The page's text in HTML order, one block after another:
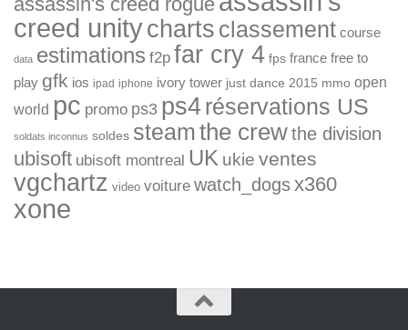
creed unitycharts classement course
data estimations f2p far cry 4 fps france free to
play gfk ios ipad iphone ivory tower just dance 2015 mmo open
world pc promo ps3 ps4réservations US
soldats inconnus soldes steamthe crewthe division
ubisoft ubisoft montreal UK ukie ventes
vgchartz video voiture watch_dogsx360
xone